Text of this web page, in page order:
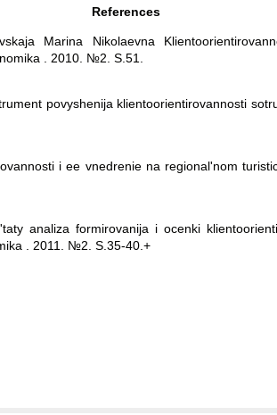
References
Marina Nikolaevna
. 2010. №2. S.51.
povyshenija klientoorientirovannosti
i ee vnedrenie na regional'nom
analiza formirovanija i ocenki
. 2011. №2. S.35-40.+